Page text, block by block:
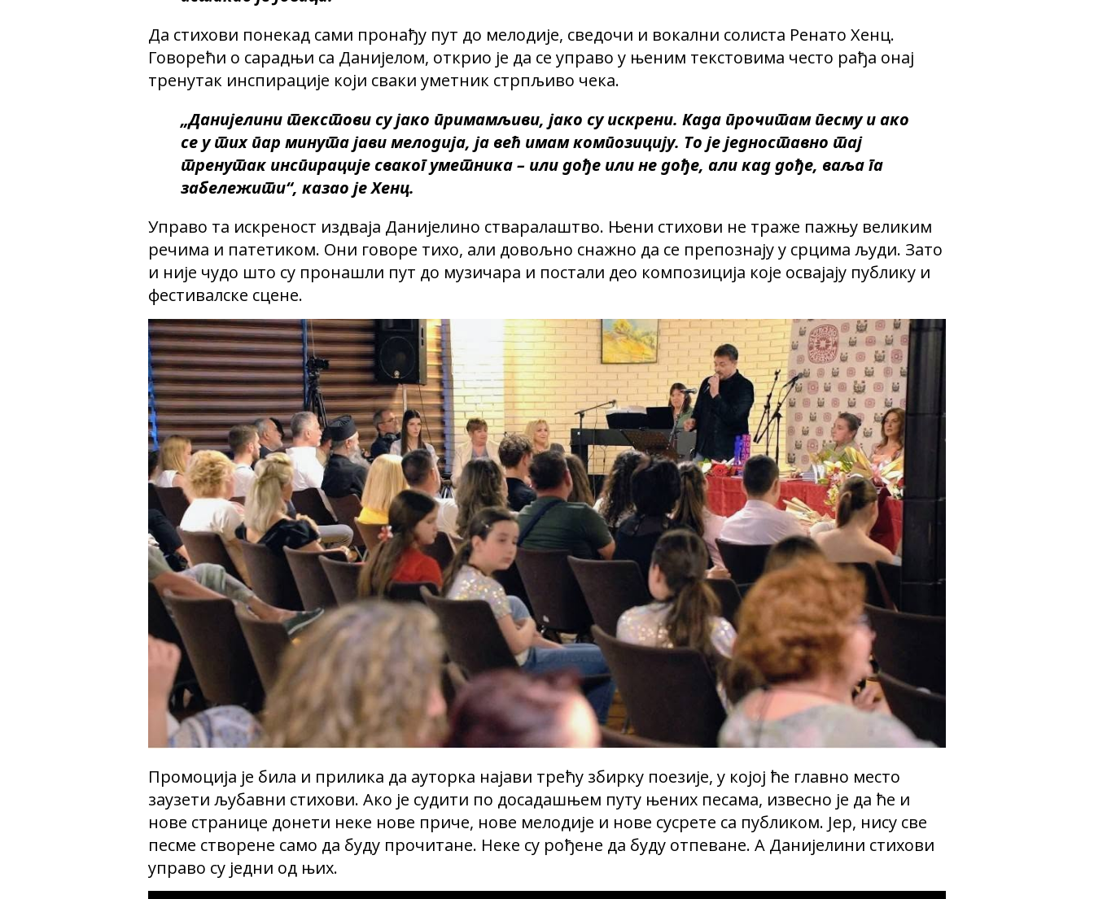
Да стихови понекад сами пронађу пут до мелодије, сведочи и вокални солиста Ренато Хенц.
Говорећи о сарадњи са Данијелом, открио је да се управо у њеним текстовима често рађа онај
тренутак инспирације који сваки уметник стрпљиво чека.
„Данијелини текстови су јако примамљиви, јако су искрени. Када прочитам песму и ако
се у тих пар минута јави мелодија, ја већ имам композицију. То је једноставно тај
тренутак инспирације сваког уметника – или дође или не дође, али кад дође, ваља га
забележити“, казао је Хенц.
Управо та искреност издваја Данијелино стваралаштво. Њени стихови не траже пажњу великим
речима и патетиком. Они говоре тихо, али довољно снажно да се препознају у срцима људи. Зато
и није чудо што су пронашли пут до музичара и постали део композиција које освајају публику и
фестивалске сцене.
Промоција је била и прилика да ауторка најави трећу збирку поезије, у којој ће главно место
заузети љубавни стихови. Ако је судити по досадашњем путу њених песама, извесно је да ће и
нове странице донети неке нове приче, нове мелодије и нове сусрете са публиком. Јер, нису све
песме створене само да буду прочитане. Неке су рођене да буду отпеване. А Данијелини стихови
управо су једни од њих.